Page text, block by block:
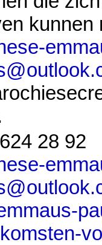
kunnen
28 92